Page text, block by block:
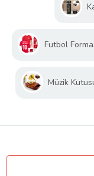
Futbol
Müzik